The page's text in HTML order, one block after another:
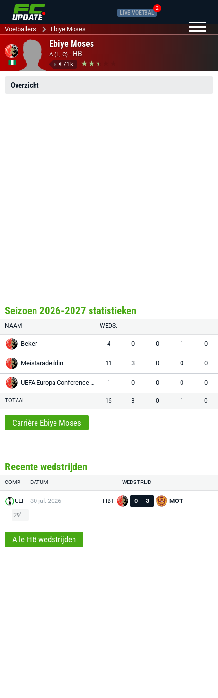
LIVE VOETBAL
2
Voetballers Ebiye Moses
Ebiye Moses
A (L, C) - HB
€71k
Overzicht
Seizoen 2026-2027 statistieken
NAAM WEDS.
Beker 4 0 0 1 0
Meistaradeildin 11 3 0 0 0
UEFA Europa Conference League 1 0 0 0 0
TOTAAL 16 3 0 1 0
Carrière Ebiye Moses
Recente wedstrijden
COMP. DATUM WEDSTRIJD
UEF 30 jul. 2026 HBT 0 - 3
MOT
29'
Alle HB wedstrijden